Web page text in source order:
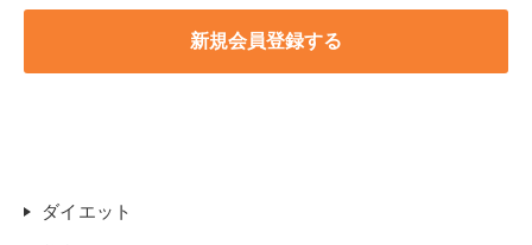
ダイエット